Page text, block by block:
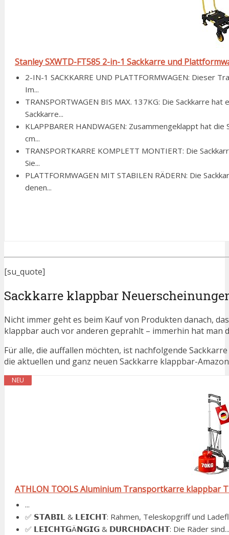
Stanley SXWTD-FT585 2-in-1 Sackkarre und
2-IN-1 SACKKARRE UND PLATTFORMWAGEN:
Im...
TRANSPORTWAGEN BIS MAX. 137KG: Die Sackkarre
Sackkarre...
KLAPPBARER HANDWAGEN: Zusammengeklappt hat
cm...
TRANSPORTKARRE KOMPLETT MONTIERT: Die
Sie...
PLATTFORMWAGEN MIT STABILEN RÄDERN: Die
denen...
[su_quote]
Sackkarre klappbar
Nicht immer geht es beim Kauf von Produkten danach,
klappbar auch vor anderen geprahlt – immerhin hat man
Für alle, die auffallen möchten, ist nachfolgende
die aktuellen und ganz neuen Sackkarre klappbar-
NEU
ATHLON TOOLS Aluminium Transportkarre klappbar
...
✅ 𝗦𝗧𝗔𝗕𝗜𝗟 & 𝗟𝗘𝗜𝗖𝗛𝗧: Rahmen, Teleskopgriff und
✅ 𝗟𝗘𝗜𝗖𝗛𝗧𝗚Ä𝗡𝗚𝗜𝗚 & 𝗗𝗨𝗥𝗖𝗛𝗗𝗔𝗖𝗛𝗧: Die Räder sind...